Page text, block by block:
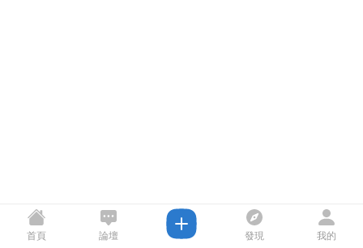
首頁 論壇 發現 我的